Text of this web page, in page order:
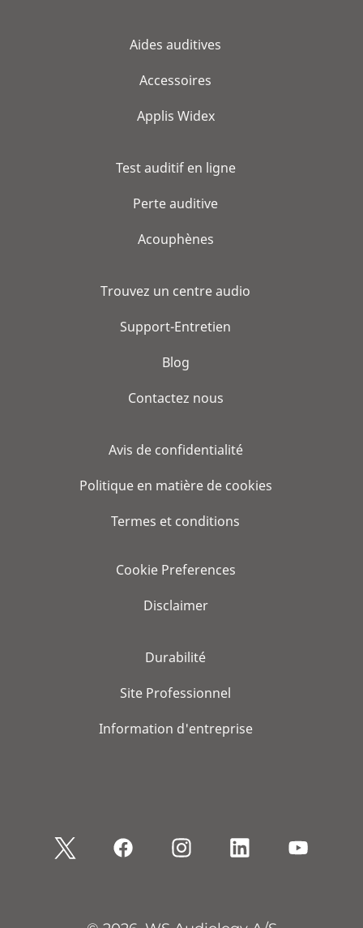
Aides auditives
Accessoires
Applis Widex
Test auditif en ligne
Perte auditive
Acouphènes
Trouvez un centre audio
Support-Entretien
Blog
Contactez nous
Avis de confidentialité
Politique en matière de cookies
Termes et conditions
Cookie Preferences
Disclaimer
Durabilité
Site Professionnel
Information d'entreprise